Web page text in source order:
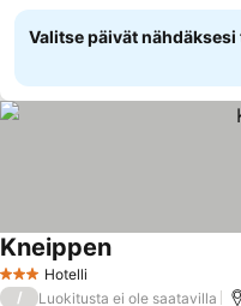
Valitse päivät
3 Tähtiluokitus
Hotelli
Kneippen
/ Luokitusta ei ole saatavilla